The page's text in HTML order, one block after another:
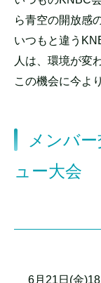
ら青空の開放感
いつもと違う
人は、環境が変
この機会に今よ
メンバ
ュー大会
6月21日(金